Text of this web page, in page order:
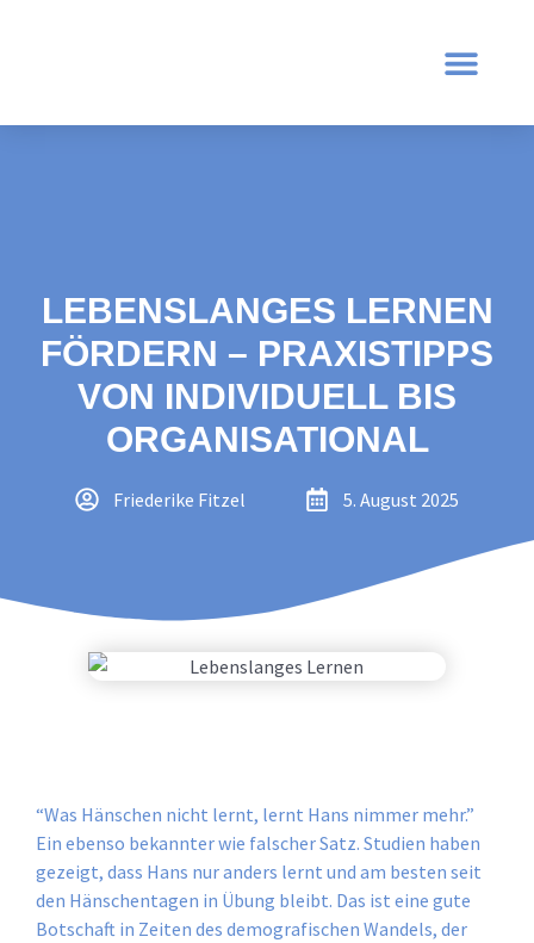
LEBENSLANGES LERNEN
FÖRDERN – PRAXISTIPPS
VON INDIVIDUELL BIS
ORGANISATIONAL
Friederike Fitzel 5. August 2025
“Was Hänschen nicht lernt, lernt Hans nimmer mehr.”
Ein ebenso bekannter wie falscher Satz. Studien haben
gezeigt, dass Hans nur anders lernt und am besten seit
den Hänschentagen in Übung bleibt. Das ist eine gute
Botschaft in Zeiten des demografischen Wandels, der